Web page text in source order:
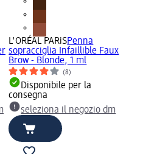
L'ORÉAL PARiSPenna
sopracciglia Infaillible Faux
Brow - Blonde, 1 ml
(8)
Disponibile per la
consegna
seleziona il negozio dm